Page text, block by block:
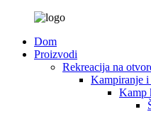
Dom
Proizvodi
Rekreacija na
Kampiranje i
Kamp